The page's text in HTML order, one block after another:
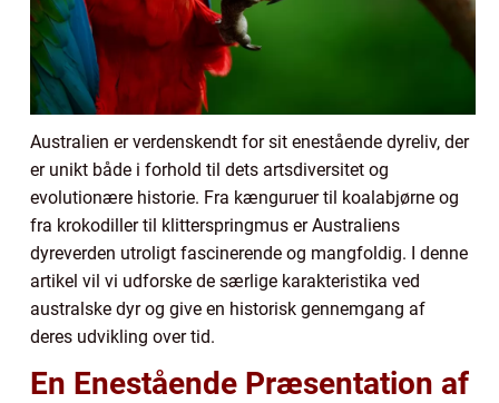
Australien er verdenskendt for sit enestående dyreliv, der
er unikt både i forhold til dets artsdiversitet og
evolutionære historie. Fra kænguruer til koalabjørne og
fra krokodiller til klitterspringmus er Australiens
dyreverden utroligt fascinerende og mangfoldig. I denne
artikel vil vi udforske de særlige karakteristika ved
australske dyr og give en historisk gennemgang af
deres udvikling over tid.
En Enestående Præsentation af